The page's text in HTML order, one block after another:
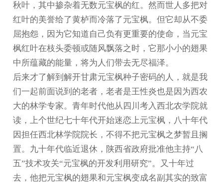
秋叶，其中掺杂着无数元宝枫的红。然而世人多把对
红叶的美誉给了黄栌而冷落了元宝枫。但它却从不委
屈抱怨，因为它知道自己负有更重要的使命，当元宝
枫红叶在枝头委顿或随风飘落之时，它那小小的翅果
中所蕴藏的能量，将为人们带去无尽福泽。
后来才了解到解开甘肃元宝枫种子密码的人，就是我
们一起前面说到的老者，老者是王性炎也是因为西农
大的林学专家。青年时代他从四川考入西北农学院就
读，上个世纪七十年代开始迷恋上元宝枫，八十年代
因担任西北林学院院长，不得不把元宝枫之梦暂且搁
置。九十年代临近退休，陕西省政府批准他主持“八
五”技术攻关“元宝枫的开发利用研究”。又十年过
去，他把元宝枫的翅果和元宝枫变成名副其实的致富